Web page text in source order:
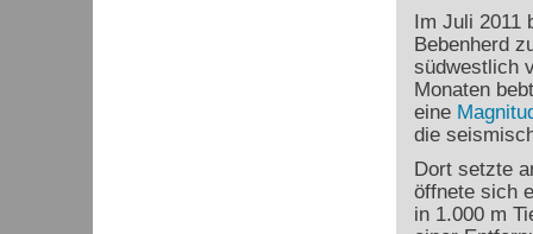
Im Juli 2011
Bebenherd
südwestlich
Monaten
eine
die
Dort setzte
öffnete sich
in 1.000 m